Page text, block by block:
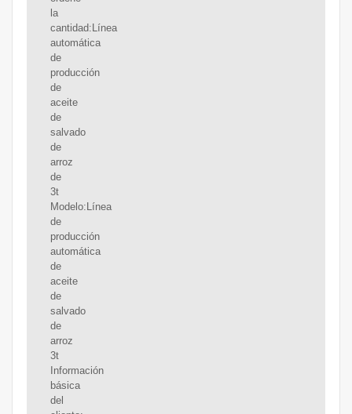
la
cantidad:Línea
automática
de
producción
de
aceite
de
salvado
de
arroz
de
3t
Modelo:Línea
de
producción
automática
de
aceite
de
salvado
de
arroz
3t
Información
básica
del